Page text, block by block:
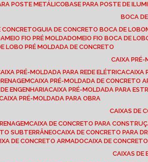
POSTE METÁLICO BASE PARA POSTE DE
BOCA
CONCRETO
GUIA DE CONCRETO BOCA DE LOBO
MEIO FIO PRÉ MOLDADO MEIO FIO BOCA DE
LOBO PRÉ MOLDADA DE CONCRETO
CAIXA
CAIXA PRÉ-MOLDADA PARA REDE ELÉTRICA
CAIXA PRÉ-MOLDADA DE CONCRETO
ENGENHARIA CAIXA PRÉ-MOLDADA PARA
CAIXA PRÉ-MOLDADA PARA OBRA
CAIXAS DE
CAIXA DE CONCRETO PARA
SUBTERRÂNEO CAIXA DE CONCRETO PARA
DE CONCRETO ARMADO CAIXA DE
CAIXAS DE